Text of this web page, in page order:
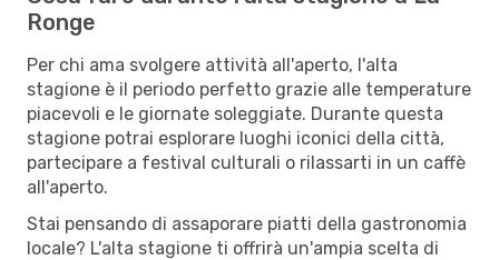
Ronge
Per chi ama svolgere attività all'aperto, l'alta
stagione è il periodo perfetto grazie alle temperature
piacevoli e le giornate soleggiate. Durante questa
stagione potrai esplorare luoghi iconici della città,
partecipare a festival culturali o rilassarti in un caffè
all'aperto.
Stai pensando di assaporare piatti della gastronomia
locale? L'alta stagione ti offrirà un'ampia scelta di